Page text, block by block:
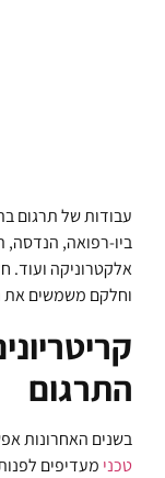
עבודות של תרגום
ביו-רפואה, הנדסה,
אלקטרוניקה ועוד.
וחלקם משמשים את
התרגום
בשנים האחרונות
טכני מעדיפים